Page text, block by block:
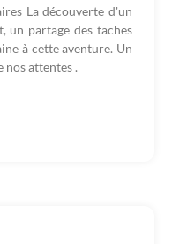
La découverte d'un
un partage des taches
à cette aventure. Un
nos attentes .